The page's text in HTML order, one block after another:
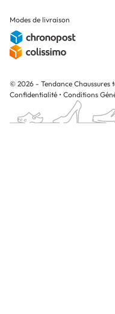
Modes de livraison
© 2026 - Tendance Chaussures
Confidentialité • Conditions